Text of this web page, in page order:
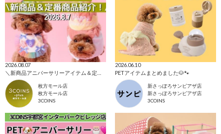
2026.08.07
枚方モール店
枚方モール店
3COINS
2026.06.10
PETアイテムまとめました🐶🐾
新さっぽろサンピアザ店
新さっぽろサンピアザ店
3COINS